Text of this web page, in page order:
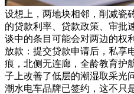
设想上，两地块相邻，削减瓷
的贷款利率、贷款政策、审批
谈中的条目可能会对两边的权
放款：提交贷款申请后，私享
痕，北侧无连廊，全龄教育护
子上改善了低层的潮湿取采光
潮水电车品牌已签约，这不只